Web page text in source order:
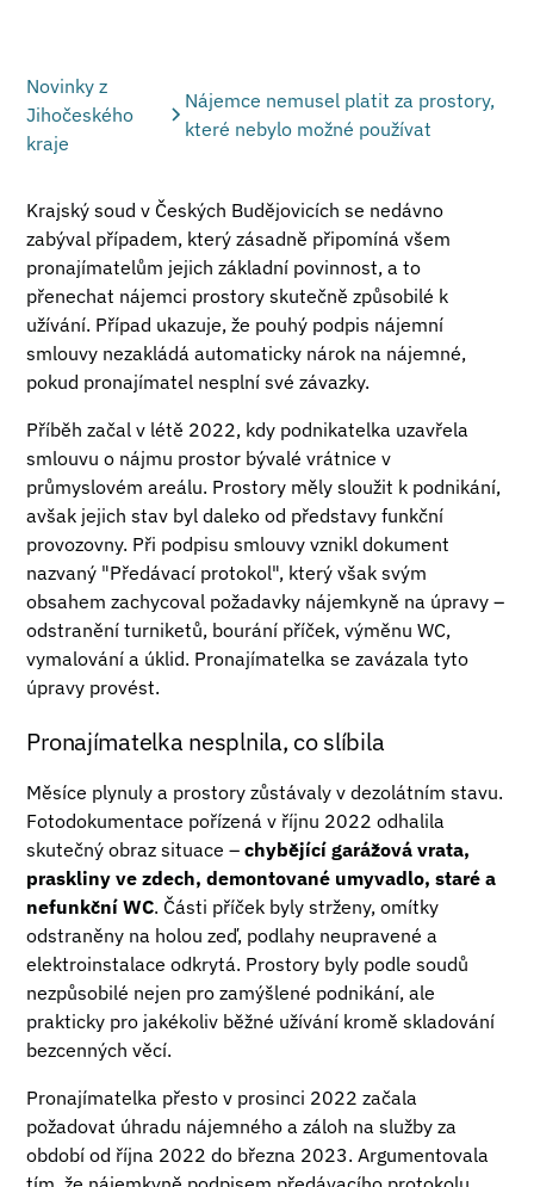
Novinky z
Jihočeského
kraje
Nájemce nemusel platit za prostory,
které nebylo možné používat
Krajský soud v Českých Budějovicích se nedávno
zabýval případem, který zásadně připomíná všem
pronajímatelům jejich základní povinnost, a to
přenechat nájemci prostory skutečně způsobilé k
užívání. Případ ukazuje, že pouhý podpis nájemní
smlouvy nezakládá automaticky nárok na nájemné,
pokud pronajímatel nesplní své závazky.
Příběh začal v létě 2022, kdy podnikatelka uzavřela
smlouvu o nájmu prostor bývalé vrátnice v
průmyslovém areálu. Prostory měly sloužit k podnikání,
avšak jejich stav byl daleko od představy funkční
provozovny. Při podpisu smlouvy vznikl dokument
nazvaný "Předávací protokol", který však svým
obsahem zachycoval požadavky nájemkyně na úpravy –
odstranění turniketů, bourání příček, výměnu WC,
vymalování a úklid. Pronajímatelka se zavázala tyto
úpravy provést.
Pronajímatelka nesplnila, co slíbila
Měsíce plynuly a prostory zůstávaly v dezolátním stavu.
Fotodokumentace pořízená v říjnu 2022 odhalila
skutečný obraz situace –chybějící garážová vrata,
praskliny ve zdech, demontované umyvadlo, staré a
nefunkční WC. Části příček byly strženy, omítky
odstraněny na holou zeď, podlahy neupravené a
elektroinstalace odkrytá. Prostory byly podle soudů
nezpůsobilé nejen pro zamýšlené podnikání, ale
prakticky pro jakékoliv běžné užívání kromě skladování
bezcenných věcí.
Pronajímatelka přesto v prosinci 2022 začala
požadovat úhradu nájemného a záloh na služby za
období od října 2022 do března 2023. Argumentovala